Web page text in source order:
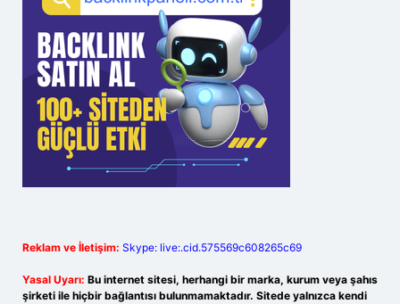
Reklam ve İletişim: Skype: live:.cid.575569c608265c69
Yasal Uyarı: Bu internet sitesi, herhangi bir marka, kurum veya şahıs
şirketi ile hiçbir bağlantısı bulunmamaktadır. Sitede yalnızca kendi